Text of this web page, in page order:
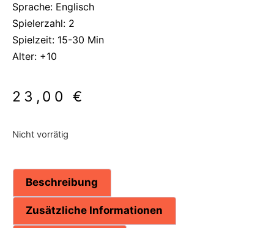
Sprache: Englisch
Spielerzahl: 2
Spielzeit: 15-30 Min
Alter: +10
23,00€
Nicht vorrätig
Beschreibung
Zusätzliche Informationen